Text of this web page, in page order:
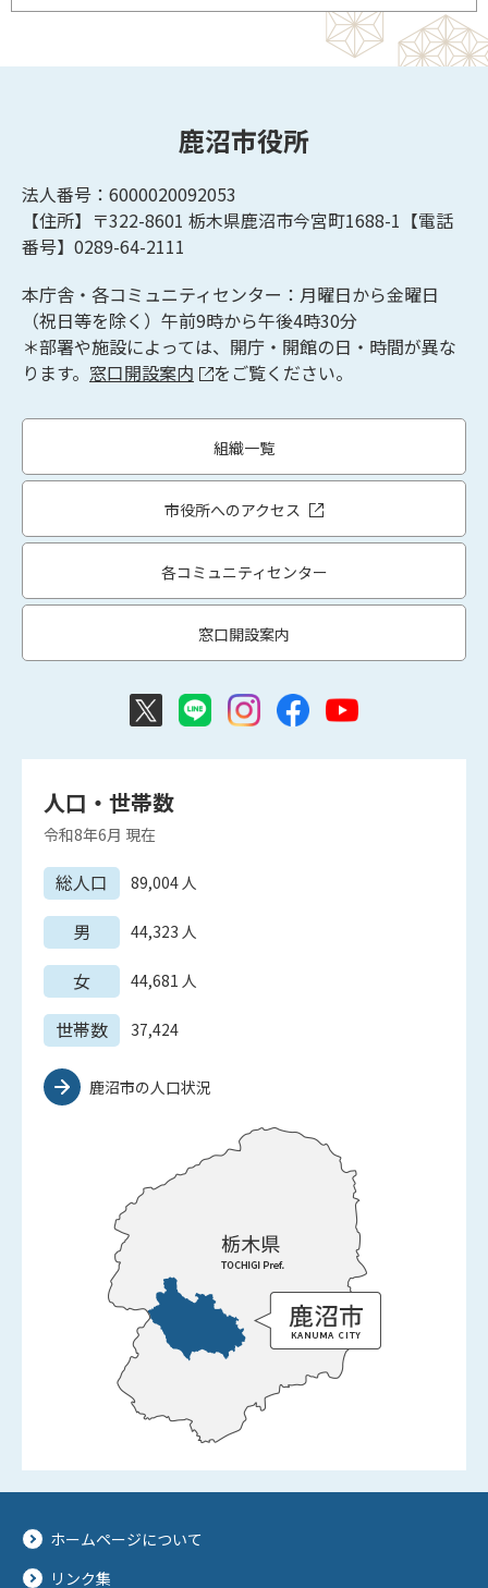
鹿沼市役所
法人番号：6000020092053
【住所】〒322-8601 栃木県鹿沼市今宮町1688-1【電話
番号】0289-64-2111
本庁舎・各コミュニティセンター：月曜日から金曜日
（祝日等を除く）午前9時から午後4時30分
＊部署や施設によっては、開庁・開館の日・時間が異な
ります。 窓口開設案内 をご覧ください。
組織一覧
市役所へのアクセス
各コミュニティセンター
窓口開設案内
人口・世帯数
令和8年6月 現在
総人口 89,004 人
男 44,323 人
女 44,681 人
世帯数 37,424
鹿沼市の人口状況
ホームページについて
リンク集